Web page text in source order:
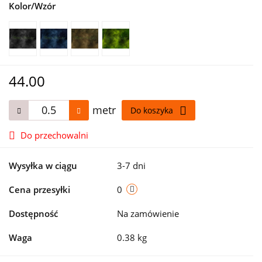
Kolor/Wzór
44.00
metr Do koszyka
Do przechowalni
Wysyłka w ciągu 3-7 dni
Cena przesyłki 0
Dostępność Na zamówienie
Waga 0.38 kg